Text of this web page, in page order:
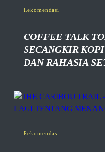
Rekomendasi
COFFEE TALK
SECANGKIR
DAN RAHASIA
Rekomendasi